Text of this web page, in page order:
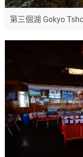
第三個湖 Gokyo